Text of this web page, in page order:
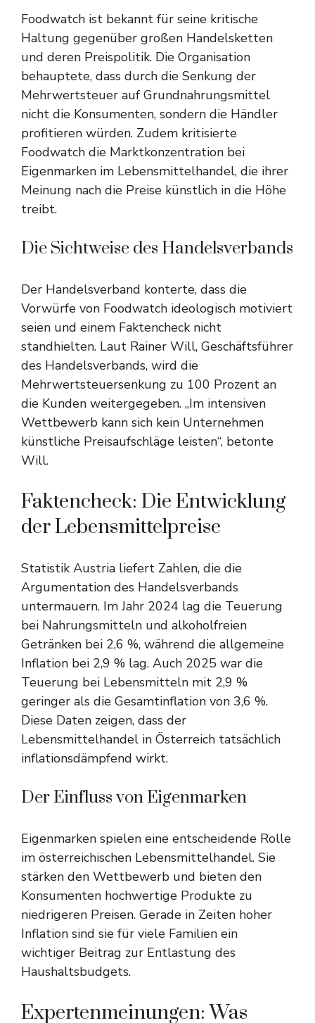
Foodwatch ist bekannt für seine kritische
Haltung gegenüber großen Handelsketten
und deren Preispolitik. Die Organisation
behauptete, dass durch die Senkung der
Mehrwertsteuer auf Grundnahrungsmittel
nicht die Konsumenten, sondern die Händler
profitieren würden. Zudem kritisierte
Foodwatch die Marktkonzentration bei
Eigenmarken im Lebensmittelhandel, die ihrer
Meinung nach die Preise künstlich in die Höhe
treibt.
Die Sichtweise des Handelsverbands
Der Handelsverband konterte, dass die
Vorwürfe von Foodwatch ideologisch motiviert
seien und einem Faktencheck nicht
standhielten. Laut Rainer Will, Geschäftsführer
des Handelsverbands, wird die
Mehrwertsteuersenkung zu 100 Prozent an
die Kunden weitergegeben. „Im intensiven
Wettbewerb kann sich kein Unternehmen
künstliche Preisaufschläge leisten“, betonte
Will.
Faktencheck: Die Entwicklung
der Lebensmittelpreise
Statistik Austria liefert Zahlen, die die
Argumentation des Handelsverbands
untermauern. Im Jahr 2024 lag die Teuerung
bei Nahrungsmitteln und alkoholfreien
Getränken bei 2,6 %, während die allgemeine
Inflation bei 2,9 % lag. Auch 2025 war die
Teuerung bei Lebensmitteln mit 2,9 %
geringer als die Gesamtinflation von 3,6 %.
Diese Daten zeigen, dass der
Lebensmittelhandel in Österreich tatsächlich
inflationsdämpfend wirkt.
Der Einfluss von Eigenmarken
Eigenmarken spielen eine entscheidende Rolle
im österreichischen Lebensmittelhandel. Sie
stärken den Wettbewerb und bieten den
Konsumenten hochwertige Produkte zu
niedrigeren Preisen. Gerade in Zeiten hoher
Inflation sind sie für viele Familien ein
wichtiger Beitrag zur Entlastung des
Haushaltsbudgets.
Expertenmeinungen: Was